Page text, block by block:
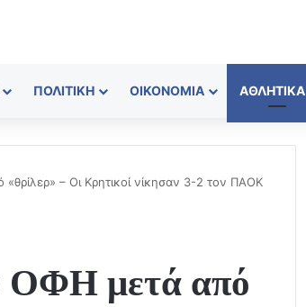
ΠΟΛΙΤΙΚΉ ΟΙΚΟΝΟΜΊΑ ΑΘΛΗΤΙΚΆ
– Οι Κρητικοί νίκησαν 3-2 τον ΠΑΟΚ
ΟΦΗ μετά από